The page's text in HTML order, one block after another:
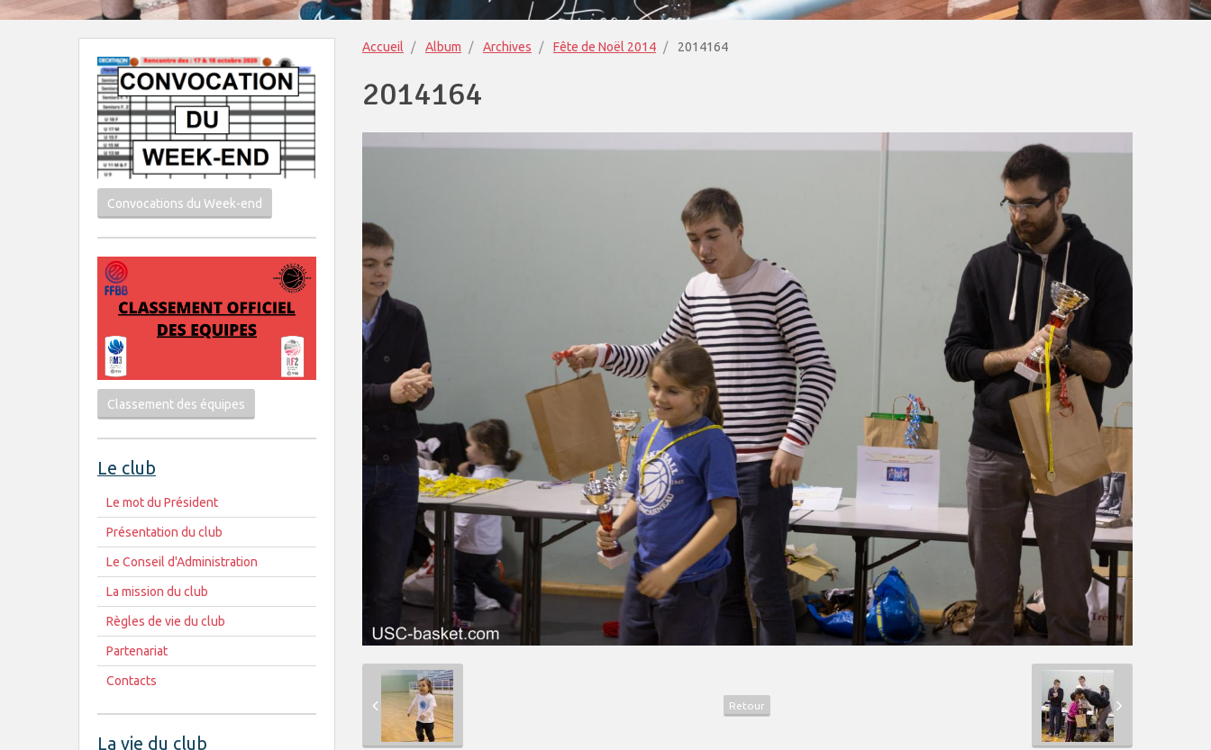
Accueil Album Archives Fête de Noël 2014 2014164
2014164
Retour
Convocations du Week-end
Classement des équipes
Le club
Le mot du Président
Présentation du club
Le Conseil d'Administration
La mission du club
Règles de vie du club
Partenariat
Contacts
La vie du club